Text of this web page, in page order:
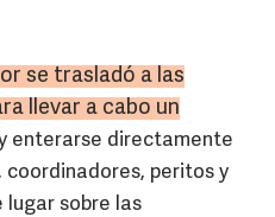
se trasladó a las
llevar a cabo un
enterarse directamente
peritos y
lugar sobre las